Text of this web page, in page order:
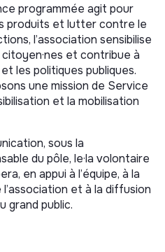
programmée agit pour
produits et lutter contre le
l’association sensibilise
citoyen·nes et contribue à
les politiques publiques.
une mission de Service
et la mobilisation
sous la
du pôle, le·la volontaire
en appui à l’équipe, à la
et à la diffusion
grand public.